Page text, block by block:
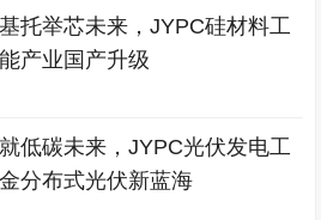
托举芯未来，JYPC硅材料工
产业国产升级
低碳未来，JYPC光伏发电工
分布式光伏新蓝海